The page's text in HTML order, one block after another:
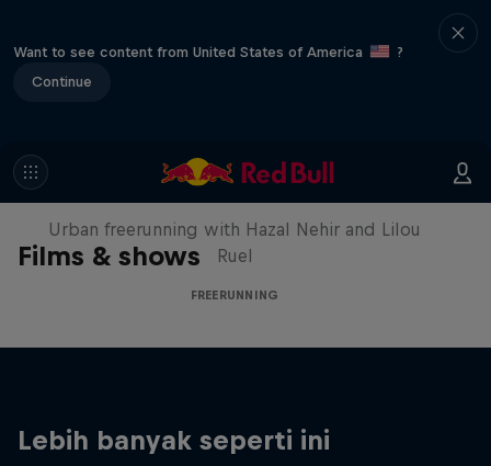
Want to see content from United States of America
?
Continue
Films & shows
Making of Roof Rush
Urban freerunning with Hazal Nehir and Lilou
Ruel
FREERUNNING
Lebih banyak seperti ini